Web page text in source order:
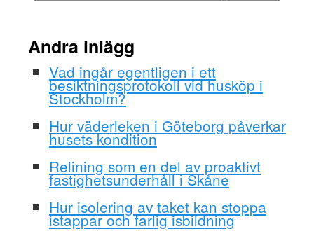
Andra inlägg
Vad ingår egentligen i ett
besiktningsprotokoll vid husköp i
Stockholm?
Hur väderleken i Göteborg påverkar
husets kondition
Relining som en del av proaktivt
fastighetsunderhåll i Skåne
Hur isolering av taket kan stoppa
istappar och farlig isbildning